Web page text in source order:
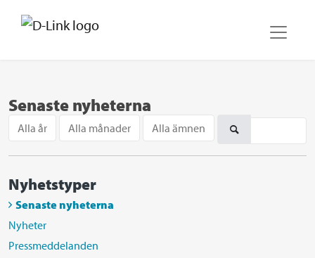
Senaste nyheterna
Alla år Alla månader Alla ämnen
Nyhetstyper
Senaste nyheterna
Nyheter
Pressmeddelanden